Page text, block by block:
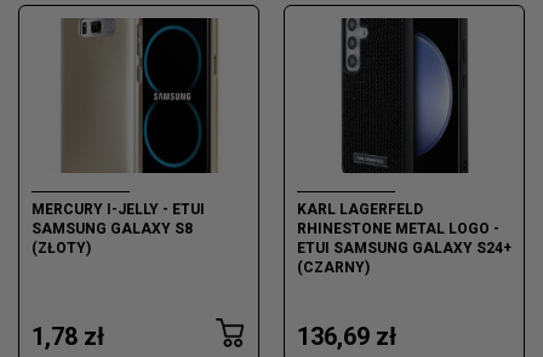
MERCURY I-JELLY - ETUI
SAMSUNG GALAXY S8
(ZŁOTY)
1,78 zł
KARL LAGERFELD
RHINESTONE METAL LOGO -
ETUI SAMSUNG GALAXY S24+
(CZARNY)
136,69 zł